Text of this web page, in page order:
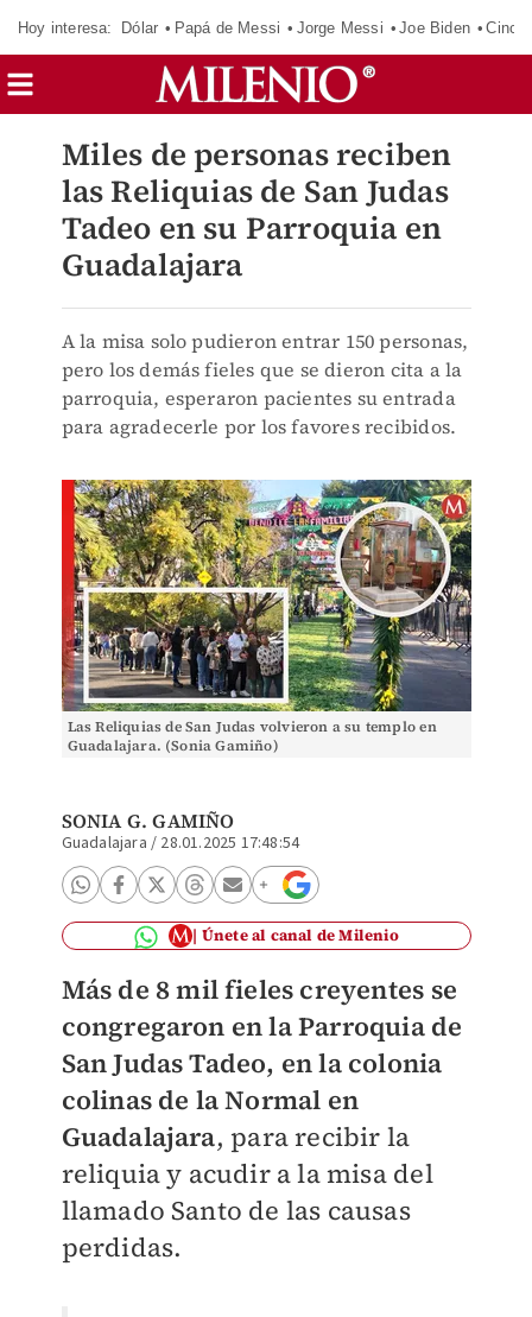
Hoy interesa: Dólar Papá de Messi Jorge Messi Joe Biden
Miles de personas reciben
las Reliquias de San Judas
Tadeo en su Parroquia en
Guadalajara
A la misa solo pudieron entrar 150 personas,
pero los demás fieles que se dieron cita a la
parroquia, esperaron pacientes su entrada
para agradecerle por los favores recibidos.
Las Reliquias de San Judas volvieron a su templo en
Guadalajara. (Sonia Gamiño)
SONIA G. GAMIÑO
Guadalajara / 28.01.2025 17:48:54
Únete al canal de Milenio
Más de 8 mil fieles creyentes se
congregaron en la Parroquia de
San Judas Tadeo, en la colonia
colinas de la Normal en
Guadalajara, para recibir la
reliquia y acudir a la misa del
llamado Santo de las causas
perdidas.